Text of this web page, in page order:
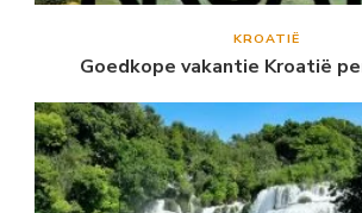
KROATIË
Goedkope vakantie Kroatië